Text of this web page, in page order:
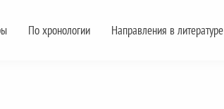
По хронологии Направления в литературе